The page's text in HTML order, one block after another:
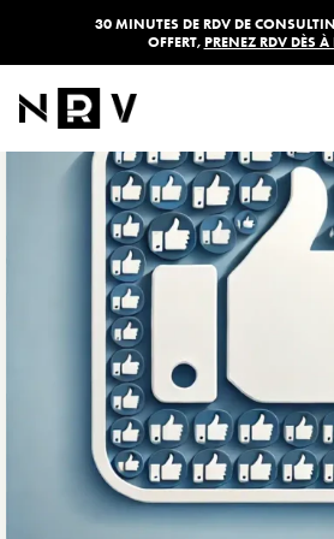
30 MINUTES DE RDV DE
OFFERT, PRENEZ RDV DÈS À